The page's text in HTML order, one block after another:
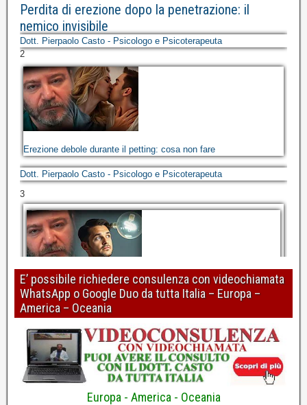
Perdita di erezione dopo la penetrazione: il
nemico invisibile
Dott. Pierpaolo Casto - Psicologo e Psicoterapeuta
2
Erezione debole durante il petting: cosa non fare
Dott. Pierpaolo Casto - Psicologo e Psicoterapeuta
3
Perdita o mancanza di erezione: risolvere riconoscendo gli errori
di ragionamento
Dott. Pierpaolo Casto - Psicologo e Psicoterapeuta
E’ possibile richiedere consulenza con videochiamata
WhatsApp o Google Duo da tutta Italia – Europa –
America – Oceania
Europa - America - Oceania